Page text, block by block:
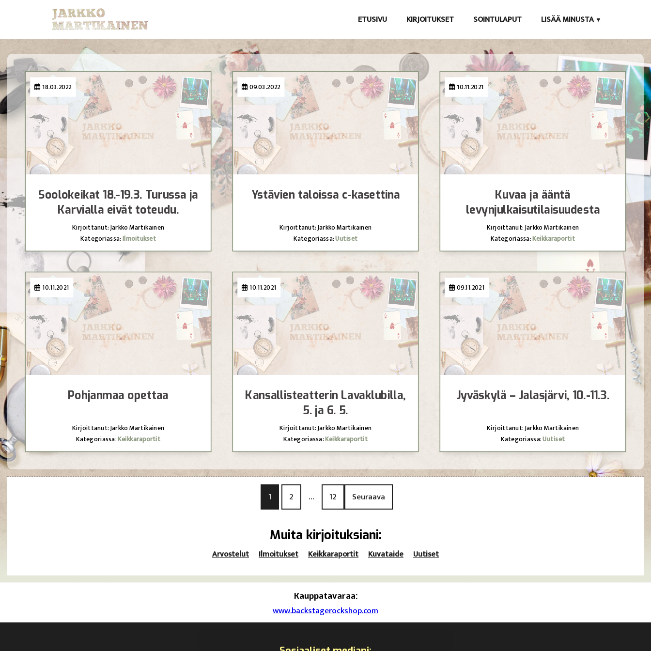
ETUSIVU KIRJOITUKSET SOINTULAPUT LISÄÄ MINUSTA
18.03.2022
Soolokeikat 18.-19.3. Turussa ja
Karvialla eivät toteudu.
Kirjoittanut: Jarkko Martikainen
Kategoriassa:Ilmoitukset
09.03.2022
Ystävien taloissa c-kasettina
Kirjoittanut: Jarkko Martikainen
Kategoriassa:Uutiset
10.11.2021
Kuvaa ja ääntä
levynjulkaisutilaisuudesta
Kirjoittanut: Jarkko Martikainen
Kategoriassa:Keikkaraportit
10.11.2021
Pohjanmaa opettaa
Kirjoittanut: Jarkko Martikainen
Kategoriassa:Keikkaraportit
10.11.2021
Kansallisteatterin Lavaklubilla,
5. ja 6. 5.
Kirjoittanut: Jarkko Martikainen
Kategoriassa:Keikkaraportit
09.11.2021
Jyväskylä – Jalasjärvi, 10.-11.3.
Kirjoittanut: Jarkko Martikainen
Kategoriassa:Uutiset
A
r
k
k
e
i
1 2 … 12 Seuraava
Muita kirjoituksiani:
Arvostelut Ilmoitukset Keikkaraportit Kuvataide Uutiset
Kauppatavaraa:
www.backstagerockshop.com